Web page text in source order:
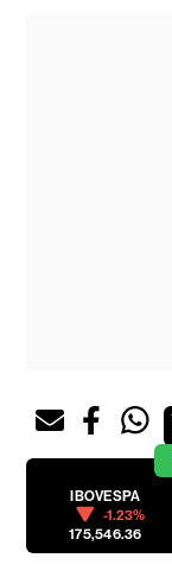
IBOVESPA
-1.23%
175,546.36